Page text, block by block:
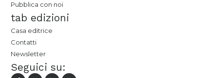
Pubblica con noi
tab edizioni
Casa editrice
Contatti
Newsletter
Seguici su: